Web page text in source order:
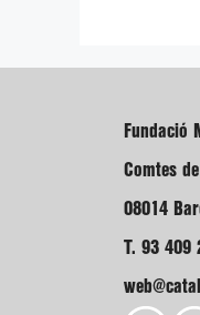
Fundació
Comtes
08014
T. 93 409